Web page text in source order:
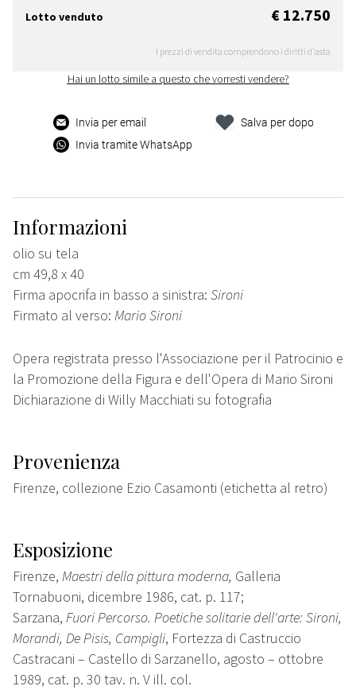
Lotto venduto € 12.750
I prezzi di vendita comprendono i diritti d'asta
Hai un lotto simile a questo che vorresti vendere?
Invia per email
Invia tramite WhatsApp
Salva per dopo
Informazioni
olio su tela
cm 49,8 x 40
Firma apocrifa in basso a sinistra: Sironi
Firmato al verso: Mario Sironi
Opera registrata presso l'Associazione per il Patrocinio e
la Promozione della Figura e dell'Opera di Mario Sironi
Dichiarazione di Willy Macchiati su fotografia
Provenienza
Firenze, collezione Ezio Casamonti (etichetta al retro)
Esposizione
Firenze, Maestri della pittura moderna, Galleria
Tornabuoni, dicembre 1986, cat. p. 117;
Sarzana, Fuori Percorso. Poetiche solitarie dell'arte: Sironi,
Morandi, De Pisis, Campigli, Fortezza di Castruccio
Castracani – Castello di Sarzanello, agosto – ottobre
1989, cat. p. 30 tav. n. V ill. col.